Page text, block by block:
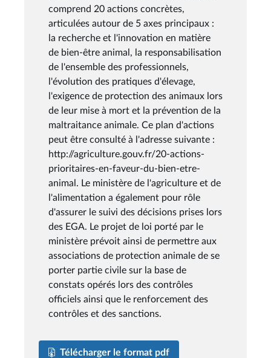
comprend 20 actions concrètes,
articulées autour de 5 axes principaux :
la recherche et l'innovation en matière
de bien-être animal, la responsabilisation
de l'ensemble des professionnels,
l'évolution des pratiques d'élevage,
l'exigence de protection des animaux lors
de leur mise à mort et la prévention de la
maltraitance animale. Ce plan d'actions
peut être consulté à l'adresse suivante :
http://agriculture.gouv.fr/20-actions-
prioritaires-en-faveur-du-bien-etre-
animal. Le ministère de l'agriculture et de
l'alimentation a également pour rôle
d'assurer le suivi des décisions prises lors
des EGA. Le projet de loi porté par le
ministère prévoit ainsi de permettre aux
associations de protection animale de se
porter partie civile sur la base de
constats opérés lors des contrôles
officiels ainsi que le renforcement des
contrôles et des sanctions.
Télécharger le format pdf